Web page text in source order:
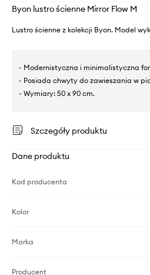
Byon lustro ścienne Mirror Flow M
Lustro ścienne z kolekcji Byon. Model
- Modernistyczna i minimalistyczna
- Posiada chwyty do zawieszania w
- Wymiary: 50 x 90 cm.
Szczegóły produktu
Dane produktu
Kod producenta
Kolor
Marka
Producent